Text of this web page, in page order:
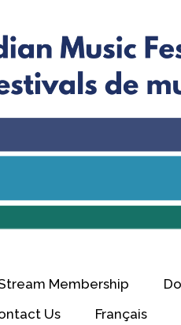
Membership
Us
Français